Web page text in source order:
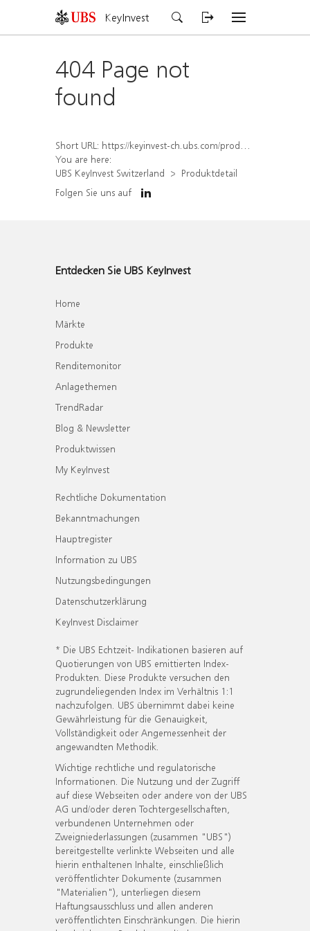
KeyInvest
404 Page not
found
Short URL: https://keyinvest-ch.ubs.com/produkt/detail/index/isin/CH1578795531
You are here:
UBS KeyInvest Switzerland
Produktdetail
Folgen Sie uns auf
Entdecken Sie UBS KeyInvest
Home
Märkte
Produkte
Renditemonitor
Anlagethemen
TrendRadar
Blog & Newsletter
Produktwissen
My KeyInvest
Rechtliche Dokumentation
Bekanntmachungen
Hauptregister
Information zu UBS
Nutzungsbedingungen
Datenschutzerklärung
KeyInvest Disclaimer
* Die UBS Echtzeit- Indikationen basieren auf
Quotierungen von UBS emittierten Index-
Produkten. Diese Produkte versuchen den
zugrundeliegenden Index im Verhältnis 1:1
nachzufolgen. UBS übernimmt dabei keine
Gewährleistung für die Genauigkeit,
Vollständigkeit oder Angemessenheit der
angewandten Methodik.
Wichtige rechtliche und regulatorische
Informationen. Die Nutzung und der Zugriff
auf diese Webseiten oder andere von der UBS
AG und/oder deren Tochtergesellschaften,
verbundenen Unternehmen oder
Zweigniederlassungen (zusammen "UBS")
bereitgestellte verlinkte Webseiten und alle
hierin enthaltenen Inhalte, einschließlich
veröffentlichter Dokumente (zusammen
"Materialien"), unterliegen diesem
Haftungsausschluss und allen anderen
veröffentlichten Einschränkungen. Die hierin